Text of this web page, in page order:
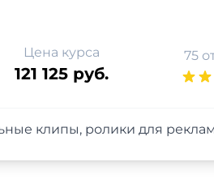
Цена курса
121 125 руб.
75
клипы, ролики для